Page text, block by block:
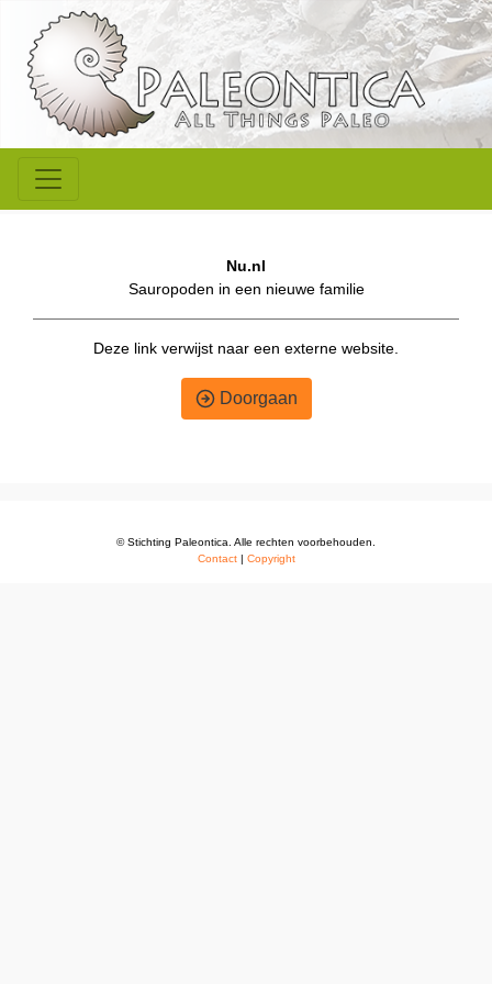
Nu.nl
Sauropoden in een nieuwe familie
Deze link verwijst naar een externe website.
Doorgaan
© Stichting Paleontica. Alle rechten voorbehouden.
Contact| Copyright